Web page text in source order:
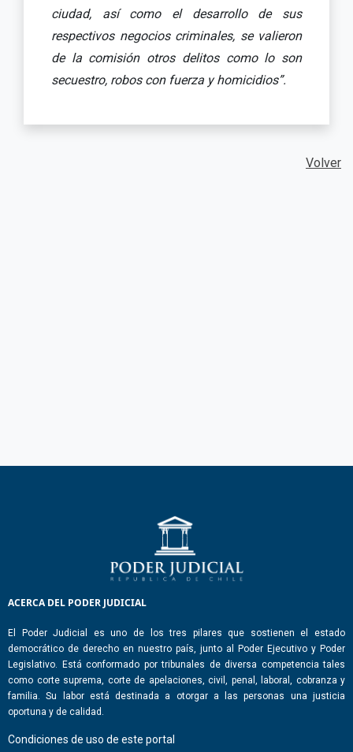
ciudad, así como el desarrollo de sus
respectivos negocios criminales, se valieron
de la comisión otros delitos como lo son
secuestro, robos con fuerza y homicidios”.
Volver
ACERCA DEL PODER JUDICIAL
El Poder Judicial es uno de los tres pilares que sostienen el estado
democrático de derecho en nuestro país, junto al Poder Ejecutivo y Poder
Legislativo. Está conformado por tribunales de diversa competencia tales
como corte suprema, corte de apelaciones, civil, penal, laboral, cobranza y
familia. Su labor está destinada a otorgar a las personas una justicia
oportuna y de calidad.
Condiciones de uso de este portal